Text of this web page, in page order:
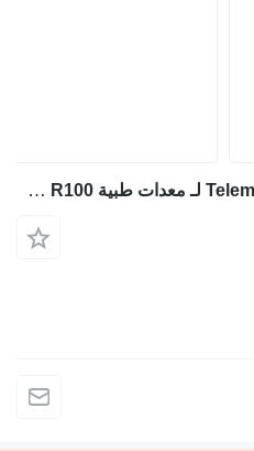
مرحل Telemecanique LR2 D1314 لـ معدات طبية COURTOY R100